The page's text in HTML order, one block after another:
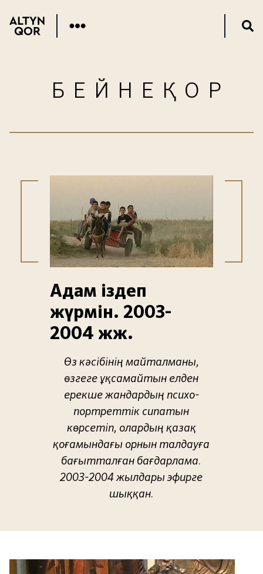
БЕЙНЕҚОР
Адам іздеп
жүрмін. 2003-
2004 жж.
Өз кәсібінің майталманы,
өзгеге ұқсамайтын елден
ерекше жандардың психо-
портреттік сипатын
көрсетіп, олардың қазақ
қоғамындағы орнын талдауға
бағытталған бағдарлама.
2003-2004 жылдары эфирге
шыққан.